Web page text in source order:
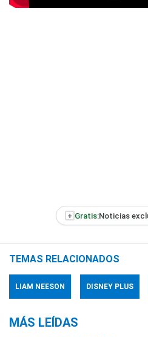
+ Gratis:Noticias
TEMAS RELACIONADOS
LIAM NEESON DISNEY PLUS
MÁS LEÍDAS